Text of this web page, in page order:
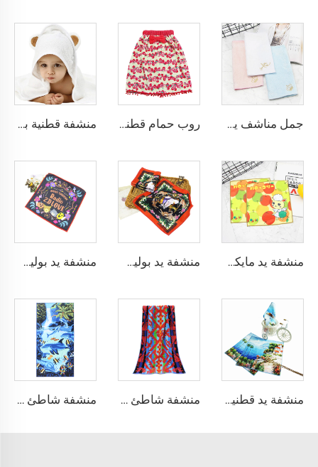
جمل مناشف يد مطرزة من القطن 100% مع شعار مخصص روب حمام قطني مخصص مطبوع رقميًا منشفة قطنية بقباء للأطفال من قماش الخيزران
منشفة يد مايكروفيبر مطبوعة برسوم متحركة منشفة يد بوليستر مطبوعة حسب الطلب منشفة يد بوليستر بطباعة تسامي
منشفة يد قطنية مطبوعة حسب الطلب منشفة شاطئ تيري منسوجة من القطن الجاكار منشفة شاطئ مصنوعة من الألياف الدقيقة مطبوعة بتقنية التسامي حسب الطلب